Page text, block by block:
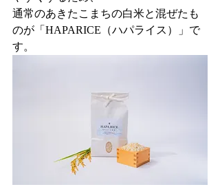
通常のあきたこまちの白米と混ぜたも
のが「HAPARICE（ハパライス）」で
す。